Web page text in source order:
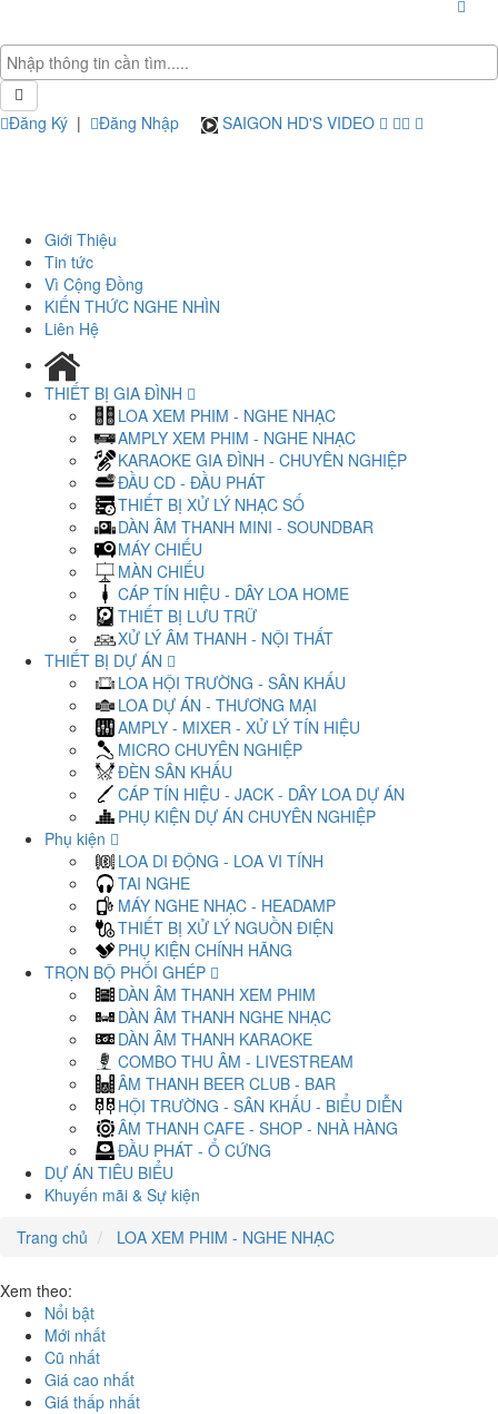
Đăng Ký | Đăng Nhập SAIGON HD'S VIDEO
Giới Thiệu
Tin tức
Vì Cộng Đồng
KIẾN THỨC NGHE NHÌN
Liên Hệ
THIẾT BỊ GIA ĐÌNH
LOA XEM PHIM - NGHE NHẠC
AMPLY XEM PHIM - NGHE NHẠC
KARAOKE GIA ĐÌNH - CHUYÊN NGHIỆP
ĐẦU CD - ĐẦU PHÁT
THIẾT BỊ XỬ LÝ NHẠC SỐ
DÀN ÂM THANH MINI - SOUNDBAR
MÁY CHIẾU
MÀN CHIẾU
CÁP TÍN HIỆU - DÂY LOA HOME
THIẾT BỊ LƯU TRỮ
XỬ LÝ ÂM THANH - NỘI THẤT
THIẾT BỊ DỰ ÁN
LOA HỘI TRƯỜNG - SÂN KHẤU
LOA DỰ ÁN - THƯƠNG MẠI
AMPLY - MIXER - XỬ LÝ TÍN HIỆU
MICRO CHUYÊN NGHIỆP
ĐÈN SÂN KHẤU
CÁP TÍN HIỆU - JACK - DÂY LOA DỰ ÁN
PHỤ KIỆN DỰ ÁN CHUYÊN NGHIỆP
Phụ kiện
LOA DI ĐỘNG - LOA VI TÍNH
TAI NGHE
MÁY NGHE NHẠC - HEADAMP
THIẾT BỊ XỬ LÝ NGUỒN ĐIỆN
PHỤ KIỆN CHÍNH HÃNG
TRỌN BỘ PHỐI GHÉP
DÀN ÂM THANH XEM PHIM
DÀN ÂM THANH NGHE NHẠC
DÀN ÂM THANH KARAOKE
COMBO THU ÂM - LIVESTREAM
ÂM THANH BEER CLUB - BAR
HỘI TRƯỜNG - SÂN KHẤU - BIỂU DIỄN
ÂM THANH CAFE - SHOP - NHÀ HÀNG
ĐẦU PHÁT - Ổ CỨNG
DỰ ÁN TIÊU BIỂU
Khuyến mãi & Sự kiện
Trang chủ
LOA XEM PHIM - NGHE NHẠC
Xem theo:
Nổi bật
Mới nhất
Cũ nhất
Giá cao nhất
Giá thấp nhất